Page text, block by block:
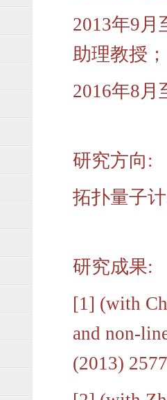
2013年9月
助理教授；
2016年8
研究方向:
拓扑量子
研究成果:
[1] (with
and non-
(2013)